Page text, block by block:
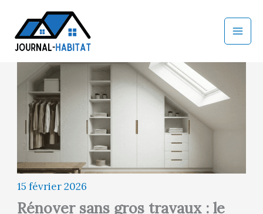
contenu
15 février 2026
Rénover sans gros travaux : le